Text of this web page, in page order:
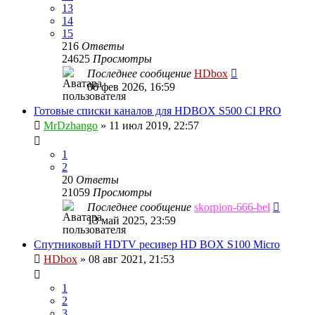
13
14
15
216 Ответы
24625 Просмотры
Последнее сообщение HDbox
06 фев 2026, 16:59
Готовые списки каналов для HDBOX S500 CI PRO
MrDzhango » 11 июл 2019, 22:57
1
2
20 Ответы
21059 Просмотры
Последнее сообщение skorpion-666-bel
13 май 2025, 23:59
Спутниковый HDTV ресивер HD BOX S100 Micro
HDbox » 08 авг 2021, 21:53
1
2